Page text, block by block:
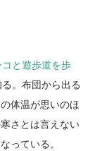
と遊歩道を歩
。布団から出る
体温が思いのほ
さとは言えない
っている。